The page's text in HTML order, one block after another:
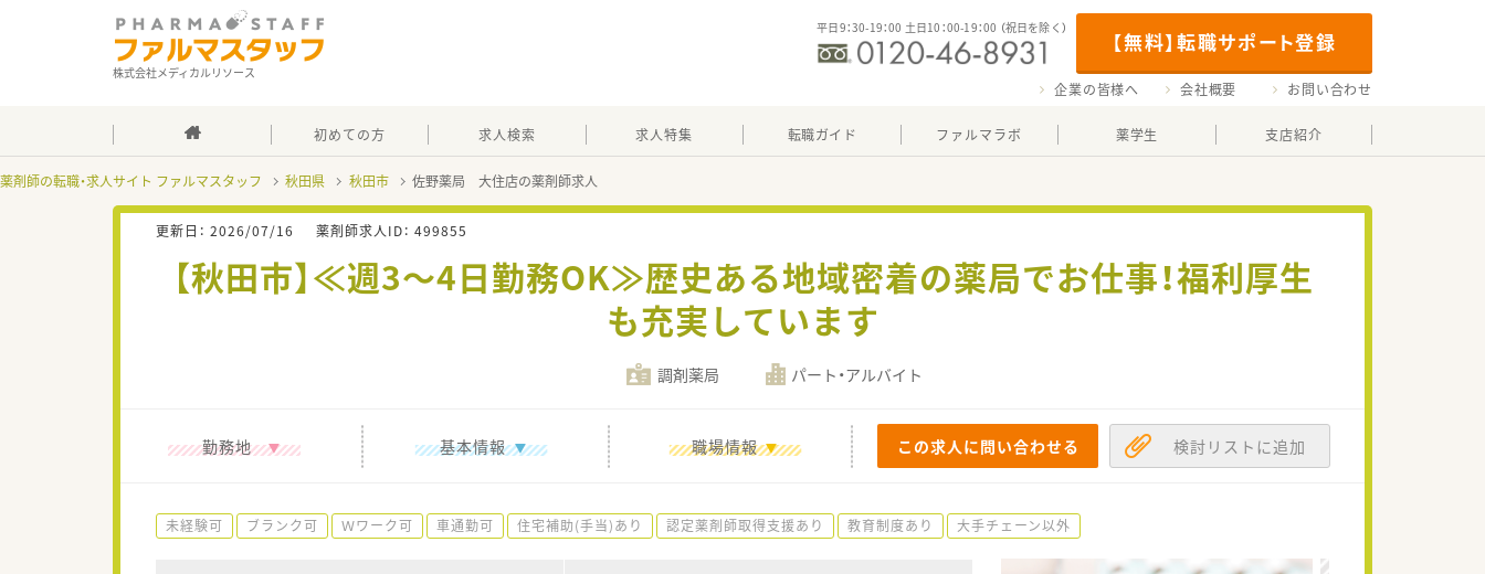
株式会社メディカルリソース
【無料】転職サポート登録
平日9：30-19：00 土日10：00-19：00 （祝日を除く）
企業の皆様へ 会社概要 お問い合わせ
初めての方 求人検索 求人特集 転職ガイド ファルマラボ 薬学生 支店紹介
薬剤師の転職・求人サイト ファルマスタッフ 秋田県 秋田市 佐野薬局 大住店の薬剤師求人
更新日： 2026/07/16 薬剤師求人ID： 499855
【秋田市】≪週3～4日勤務OK≫歴史ある地域密着の薬局でお仕事！福利厚生
も充実しています
調剤薬局 パート・アルバイト
勤務地 基本情報 職場情報 この求人に問い合わせる 検討リストに追加
未経験可 ブランク可 Ｗワーク可 車通勤可 住宅補助(手当)あり 認定薬剤師取得支援あり 教育制度あり 大手チェーン以外